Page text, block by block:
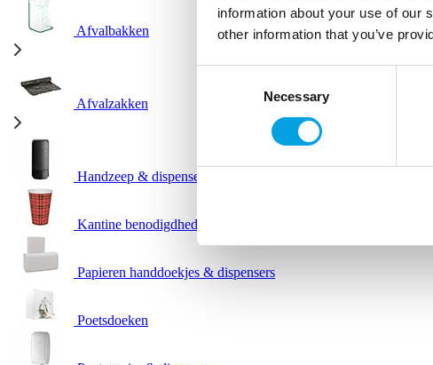
information about your use of our
other information that you’ve
Necessary
Afvalbakken
Afvalzakken
Handzeep & dispensers
Kantine benodigdheden
Papieren handdoekjes & dispensers
Poetsdoeken